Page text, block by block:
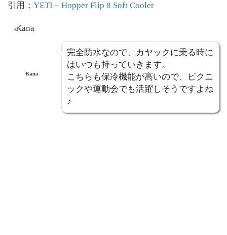
引用； YETI – Hopper Flip 8 Soft Cooler
Kana
完全防水なので、カヤックに乗る時に
はいつも持っていきます。
こちらも保冷機能が高いので、ピクニ
ックや運動会でも活躍しそうですよね
♪